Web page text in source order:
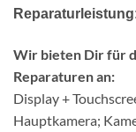
Reparaturleistung:
Wir bieten Dir für
Reparaturen an:
Display +
Hauptkamera;